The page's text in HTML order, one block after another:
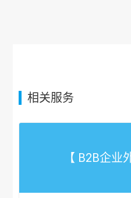
相关服务
【 B2B企业